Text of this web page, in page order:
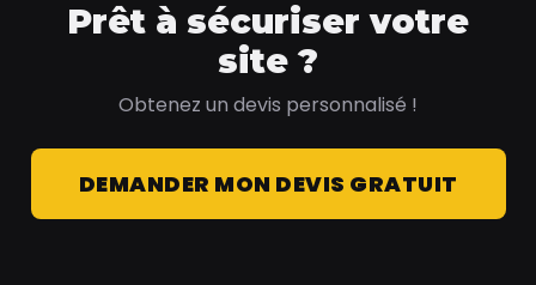
Prêt à sécuriser votre
site ?
Obtenez un devis personnalisé !
DEMANDER MON DEVIS GRATUIT